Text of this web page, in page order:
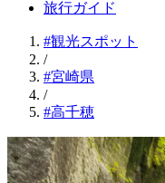
旅行ガイド
#観光スポット
/
#宮崎県
/
#高千穂